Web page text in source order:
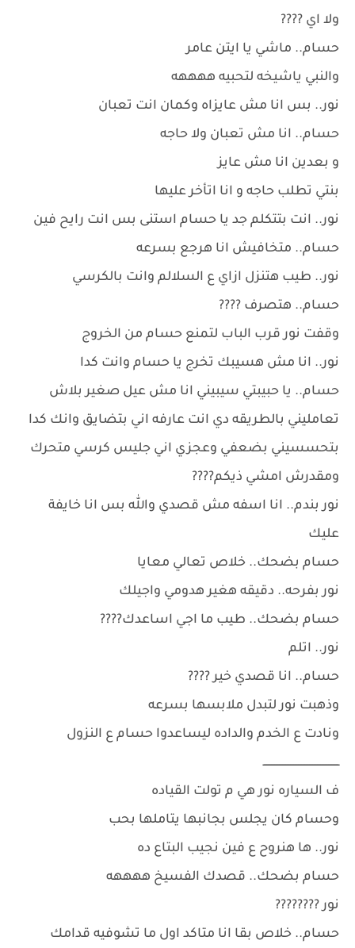
ولا اي ????
حسام.. ماشي يا ايتن عامر
والنبي ياشيخه لتحبيه ههههه
نور.. بس انا مش عايزاه وكمان انت تعبان
حسام.. انا مش تعبان ولا حاجه
و بعدين انا مش عايز
بنتي تطلب حاجه و انا اتأخر عليها
نور.. انت بتتكلم جد يا حسام استنى بس انت رايح فين
حسام.. متخافيش انا هرجع بسرعه
نور.. طيب هتنزل ازاي ع السلالم وانت بالكرسي
حسام.. هتصرف ????
وقفت نور قرب الباب لتمنع حسام من الخروج
نور.. انا مش هسيبك تخرج يا حسام وانت كدا
حسام.. يا حبيبتي سيبيني انا مش عيل صغير بلاش
تعامليني بالطريقه دي انت عارفه اني بتضايق وانك كدا
بتحسسيني بضعفي وعجزي اني جليس كرسي متحرك
ومقدرش امشي ذيكم????
نور بندم.. انا اسفه مش قصدي والله بس انا خايفة
عليك
حسام بضحك.. خلاص تعالي معايا
نور بفرحه.. دقيقه هغير هدومي واجيلك
حسام بضحك.. طيب ما اجي اساعدك????
نور.. اتلم
حسام.. انا قصدي خير ????
وذهبت نور لتبدل ملابسها بسرعه
ونادت ع الخدم والداده ليساعدوا حسام ع النزول
ــــــــــــــــــــــــــــــــــــــــــــــــ
ف السياره نور هي م تولت القياده
وحسام كان يجلس بجانبها يتاملها بحب
نور.. ها هنروح ع فين نجيب البتاع ده
حسام بضحك.. قصدك الفسيخ ههههه
نور ????????
حسام.. خلاص بقا انا متاكد اول ما تشوفيه قدامك